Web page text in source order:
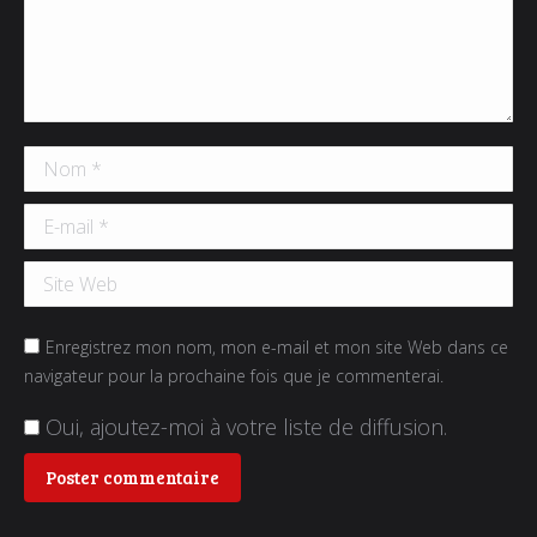
Nom *
E-mail *
Site Web
Enregistrez mon nom, mon e-mail et mon site Web dans ce
navigateur pour la prochaine fois que je commenterai.
Oui, ajoutez-moi à votre liste de diffusion.
Poster commentaire